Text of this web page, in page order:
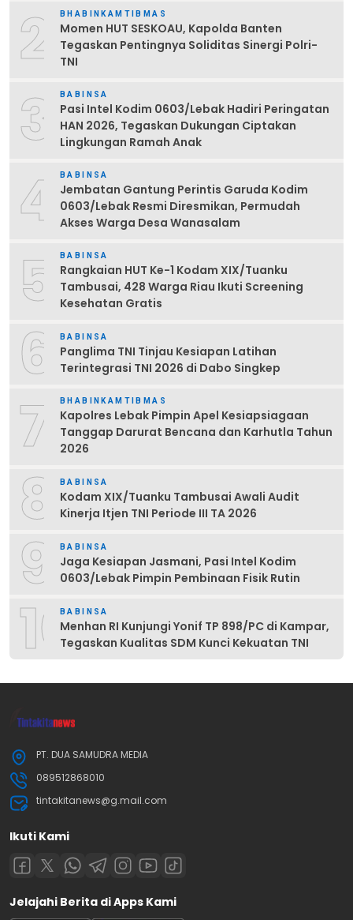
2 BHABINKAMTIBMAS
Momen HUT SESKOAU, Kapolda Banten
Tegaskan Pentingnya Soliditas Sinergi Polri-
TNI
3 BABINSA
Pasi Intel Kodim 0603/Lebak Hadiri Peringatan
HAN 2026, Tegaskan Dukungan Ciptakan
Lingkungan Ramah Anak
4 BABINSA
Jembatan Gantung Perintis Garuda Kodim
0603/Lebak Resmi Diresmikan, Permudah
Akses Warga Desa Wanasalam
5 BABINSA
Rangkaian HUT Ke-1 Kodam XIX/Tuanku
Tambusai, 428 Warga Riau Ikuti Screening
Kesehatan Gratis
6 BABINSA
Panglima TNI Tinjau Kesiapan Latihan
Terintegrasi TNI 2026 di Dabo Singkep
7 BHABINKAMTIBMAS
Kapolres Lebak Pimpin Apel Kesiapsiagaan
Tanggap Darurat Bencana dan Karhutla Tahun
2026
8 BABINSA
Kodam XIX/Tuanku Tambusai Awali Audit
Kinerja Itjen TNI Periode III TA 2026
9 BABINSA
Jaga Kesiapan Jasmani, Pasi Intel Kodim
0603/Lebak Pimpin Pembinaan Fisik Rutin
10BABINSA
Menhan RI Kunjungi Yonif TP 898/PC di Kampar,
Tegaskan Kualitas SDM Kunci Kekuatan TNI
PT. DUA SAMUDRA MEDIA
089512868010
tintakitanews@g.mail.com
Ikuti Kami
Jelajahi Berita di Apps Kami